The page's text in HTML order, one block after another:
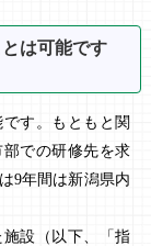
は可能です
す。もともと関
での研修先を求
9年間は新潟県内
設（以下、「指